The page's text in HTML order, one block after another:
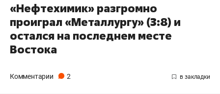
«Нефтехимик» разгромно
проиграл «Металлургу» (3:8) и
остался на последнем месте
Востока
Комментарии 2